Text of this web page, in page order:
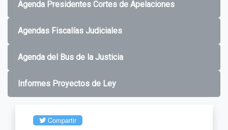
Agenda Presidentes Cortes de Apelaciones
Agendas Fiscalías Judiciales
Agenda del Bus de la Justicia
Informes Proyectos de Ley
Compartir